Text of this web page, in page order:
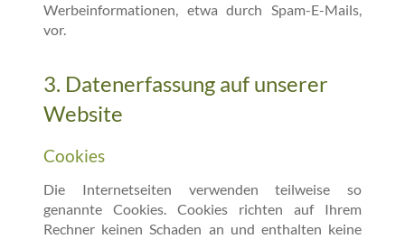
Werbeinformationen, etwa durch Spam-E-Mails,
vor.
3. Datenerfassung auf unserer
Website
Cookies
Die Internetseiten verwenden teilweise so
genannte Cookies. Cookies richten auf Ihrem
Rechner keinen Schaden an und enthalten keine